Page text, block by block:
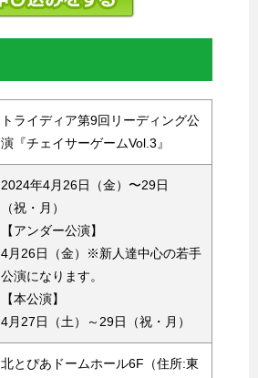
トライディア第9回リーディング公
演『チェイサーゲームVol.3』
2024年4月26日（金）〜29日
（祝・月）
【アンダー公演】
4月26日（金）※新人達中心の若手
公演になります。
【本公演】
4月27日（土）～29日（祝・月）
北とぴあドームホール6F（住所:東